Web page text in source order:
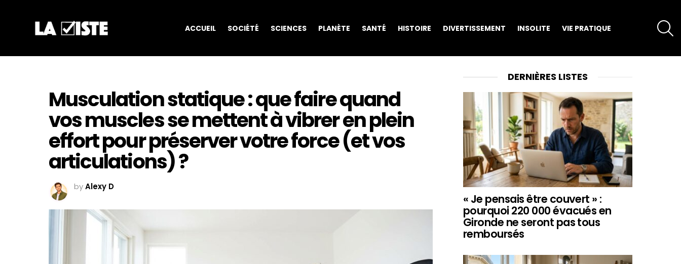
ACCUEIL SOCIÉTÉ SCIENCES PLANÈTE SANTÉ HISTOIRE DIVERTISSEMENT INSOLITE VIE PRATIQUE
Musculation statique : que faire quand
vos muscles se mettent à vibrer en plein
effort pour préserver votre force (et vos
articulations) ?
byAlexy D
DERNIÈRES LISTES
« Je pensais être couvert » :
pourquoi 220 000 évacués en
Gironde ne seront pas tous
remboursés